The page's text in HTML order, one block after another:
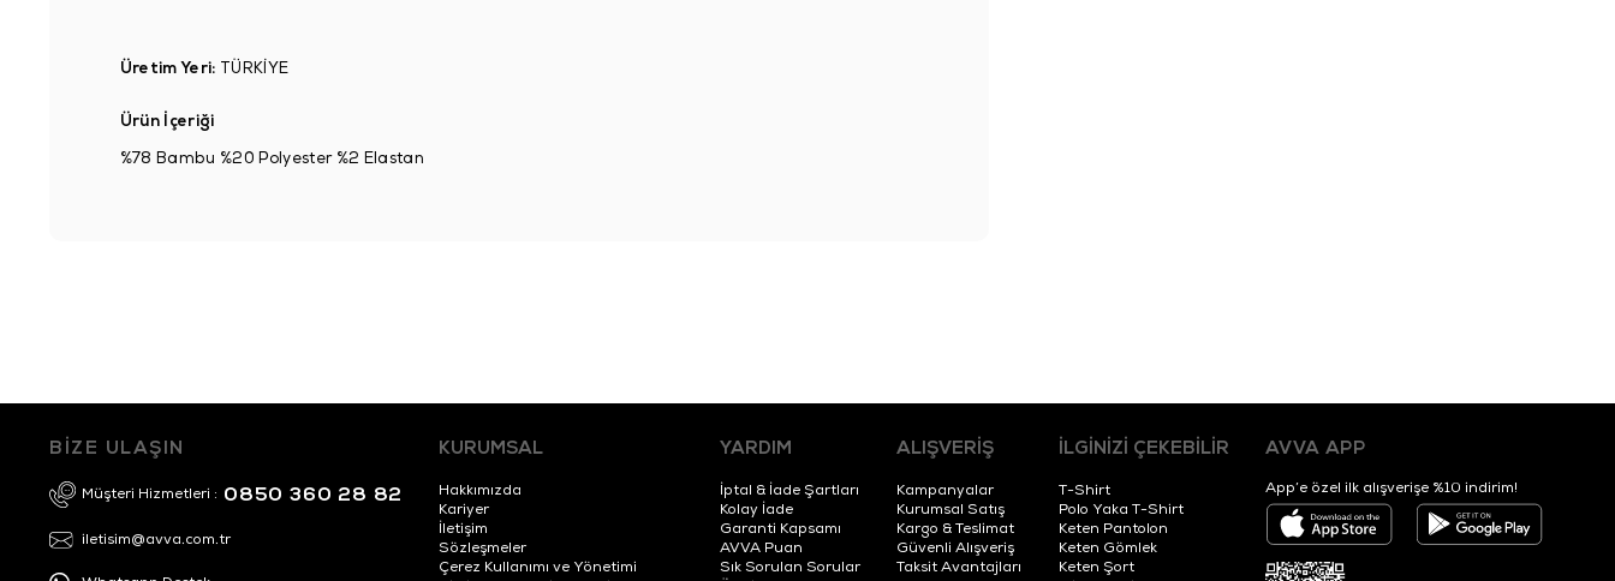
Üretim Yeri: TÜRKİYE
Ürün İçeriği
%78 Bambu %20 Polyester %2 Elastan
BİZE ULAŞIN
Müşteri Hizmetleri : 0850 360 28 82
iletisim@avva.com.tr
KURUMSAL
Hakkımızda
Kariyer
İletişim
Sözleşmeler
Çerez Kullanımı ve Yönetimi
YARDIM
İptal & İade Şartları
Kolay İade
Garanti Kapsamı
AVVA Puan
Sık Sorulan Sorular
ALIŞVERİŞ
Kampanyalar
Kurumsal Satış
Kargo & Teslimat
Güvenli Alışveriş
Taksit Avantajları
İLGİNİZİ ÇEKEBİLİR
T-Shirt
Polo Yaka T-Shirt
Keten Pantolon
Keten Gömlek
Keten Şort
AVVA APP
App’e özel ilk alışverişe %10 indirim!